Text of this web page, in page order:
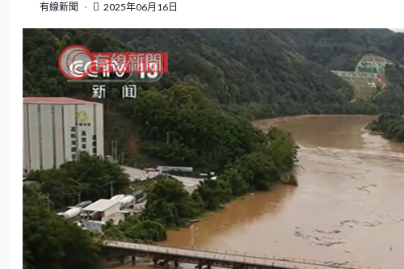
有線新聞 2025年06月16日